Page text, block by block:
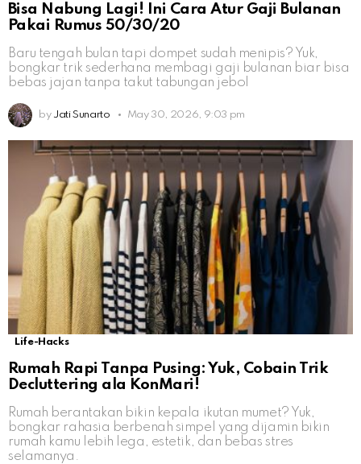
Bisa Nabung Lagi! Ini Cara Atur Gaji Bulanan
Pakai Rumus 50/30/20
Baru tengah bulan tapi dompet sudah menipis? Yuk,
bongkar trik sederhana membagi gaji bulanan biar bisa
bebas jajan tanpa takut tabungan jebol
by Jati Sunarto May 30, 2026, 9:03 pm
Life-Hacks
Rumah Rapi Tanpa Pusing: Yuk, Cobain Trik
Decluttering ala KonMari!
Rumah berantakan bikin kepala ikutan mumet? Yuk,
bongkar rahasia berbenah simpel yang dijamin bikin
rumah kamu lebih lega, estetik, dan bebas stres
selamanya.